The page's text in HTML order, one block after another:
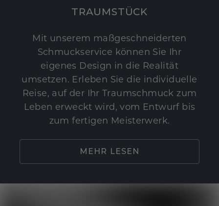
TRAUMSTÜCK
Mit unserem maßgeschneiderten
Schmuckservice können Sie Ihr
eigenes Design in die Realität
umsetzen. Erleben Sie die individuelle
Reise, auf der Ihr Traumschmuck zum
Leben erweckt wird, vom Entwurf bis
zum fertigen Meisterwerk.
MEHR LESEN